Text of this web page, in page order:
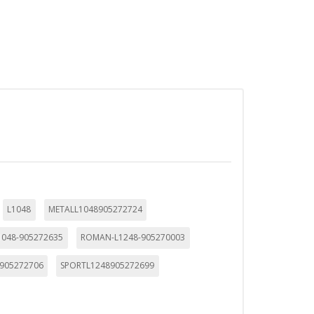
L1048 METALL1048905272724
905272635 ROMAN-L1248-905270003
SPORTL1248905272699
nuestro sitio y mejorarlo. Nos
directamente información